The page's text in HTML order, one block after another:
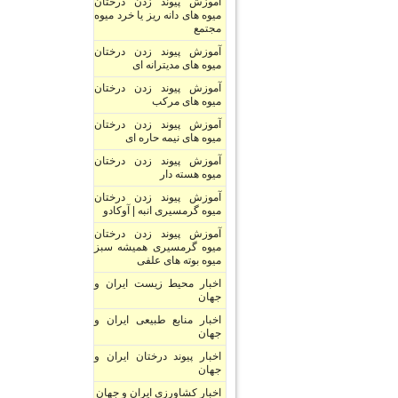
میوه های دانه ریز یا خرد میوه
مجتمع
آموزش پیوند زدن درختان
میوه های مدیترانه ای
آموزش پیوند زدن درختان
میوه های مرکب
آموزش پیوند زدن درختان
میوه های نیمه حاره ای
آموزش پیوند زدن درختان
میوه هسته دار
آموزش پیوند زدن درختان
میوه گرمسیری انبه | آوکادو
آموزش پیوند زدن درختان
میوه گرمسیری همیشه سبز
میوه بوته های علفی
اخبار محیط زیست ایران و
جهان
اخبار منابع طبیعی ایران و
جهان
اخبار پیوند درختان ایران و
جهان
اخبار کشاورزی ایران و جهان